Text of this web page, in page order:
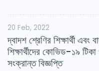
20 Feb, 2022
দ্বাদশ শ্রেণির শিক্ষার্থী এবং
শিক্ষার্থীদের কোভিড-১৯
সংক্রান্ত বিজ্ঞপ্তি